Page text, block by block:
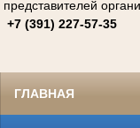
представителей
+7 (391) 227-57-35
ГЛАВНАЯ